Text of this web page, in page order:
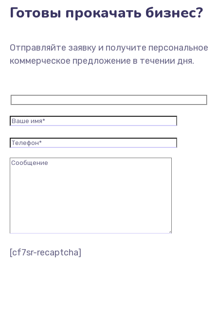
Готовы прокачать бизнес?
Отправляйте заявку и получите персональное
коммерческое предложение в течении дня.
[cf7sr-recaptcha]